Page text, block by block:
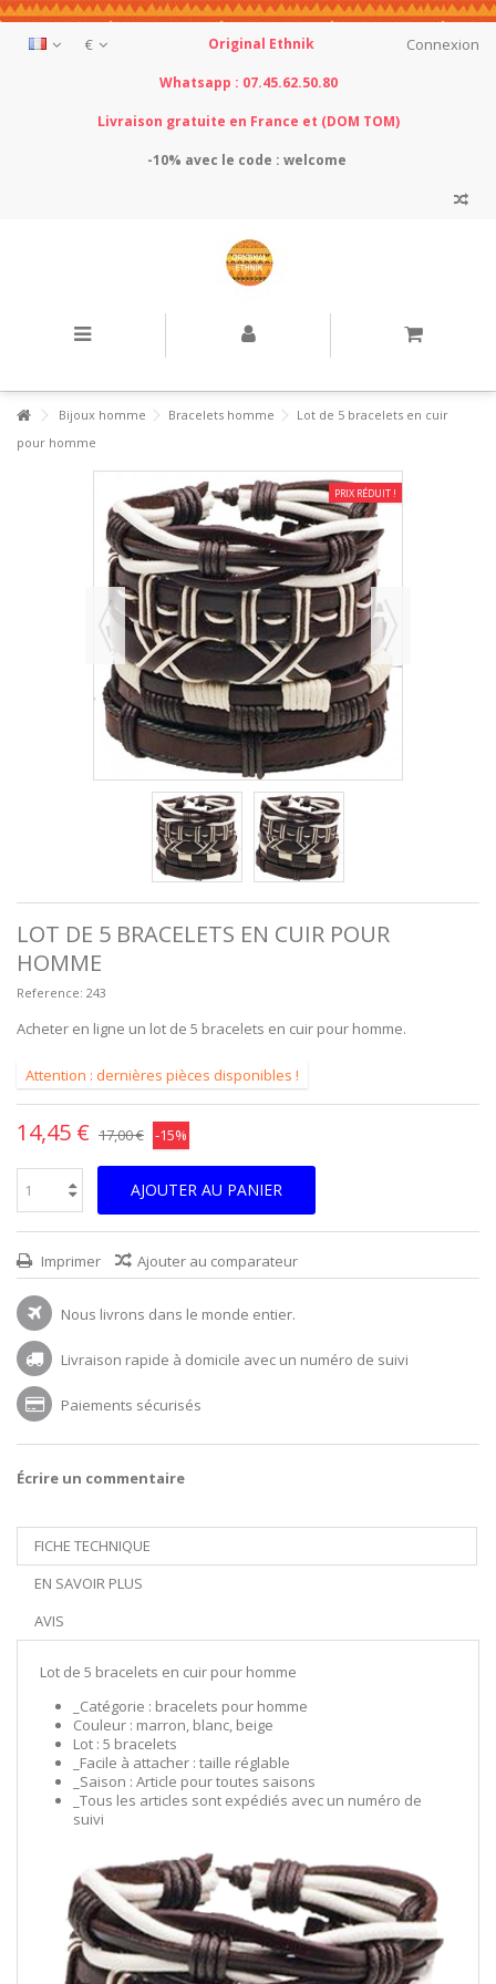
€ Connexion
Original Ethnik
Whatsapp : 07.45.62.50.80
Livraison gratuite en France et (DOM TOM)
-10% avec le code : welcome
Bijoux homme Bracelets homme
Lot de 5 bracelets en cuir
pour homme
PRIX RÉDUIT !
LOT DE 5 BRACELETS EN CUIR POUR
HOMME
Reference: 243
Acheter en ligne un lot de 5 bracelets en cuir pour homme.
Attention : dernières pièces disponibles !
14,45 € 17,00 € -15%
AJOUTER AU PANIER
Imprimer Ajouter au comparateur
Nous livrons dans le monde entier.
Livraison rapide à domicile avec un numéro de suivi
Paiements sécurisés
Écrire un commentaire
FICHE TECHNIQUE
EN SAVOIR PLUS
AVIS
Lot de 5 bracelets en cuir pour homme
_Catégorie : bracelets pour homme
Couleur : marron, blanc, beige
Lot : 5 bracelets
_Facile à attacher : taille réglable
_Saison : Article pour toutes saisons
_Tous les articles sont expédiés avec un numéro de
suivi